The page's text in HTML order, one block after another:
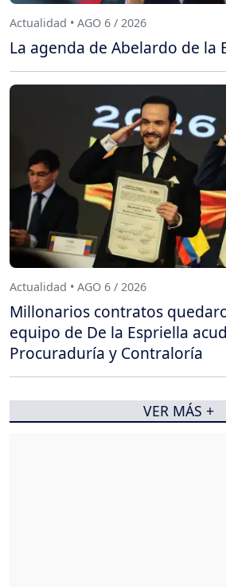
Actualidad • AGO 6 / 2026
La agenda de Abelardo de la
Actualidad • AGO 6 / 2026
Millonarios contratos
equipo de De la Espriella
Procuraduría y Contraloría
VER MÁS +